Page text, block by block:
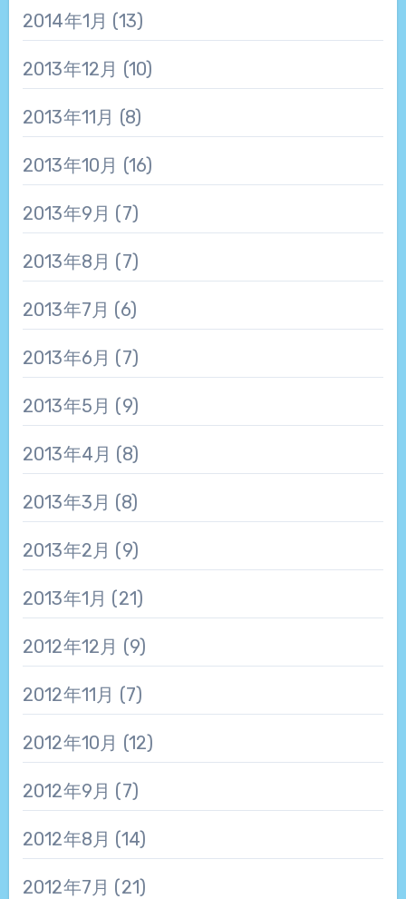
2014年1月 (13)
2013年12月 (10)
2013年11月 (8)
2013年10月 (16)
2013年9月 (7)
2013年8月 (7)
2013年7月 (6)
2013年6月 (7)
2013年5月 (9)
2013年4月 (8)
2013年3月 (8)
2013年2月 (9)
2013年1月 (21)
2012年12月 (9)
2012年11月 (7)
2012年10月 (12)
2012年9月 (7)
2012年8月 (14)
2012年7月 (21)